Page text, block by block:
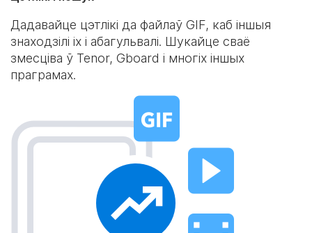
Дадавайце цэтлікі да файлаў GIF, каб іншыя
знаходзілі іх і абагульвалі. Шукайце сваё
змесціва ў Tenor, Gboard і многіх іншых
праграмах.